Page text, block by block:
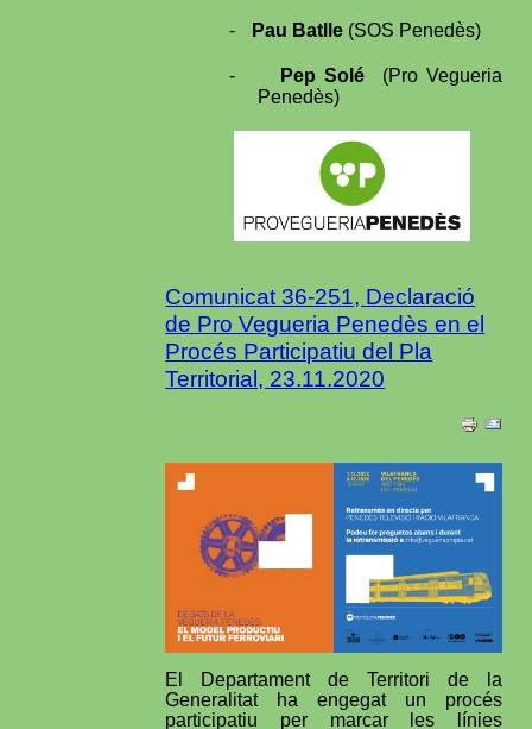
- Pau Batlle (SOS Penedès)
- Pep Solé (Pro Vegueria
Penedès)
Comunicat 36-251, Declaració
de Pro Vegueria Penedès en el
Procés Participatiu del Pla
Territorial, 23.11.2020
El Departament de Territori de la
Generalitat ha engegat un procés
participatiu per marcar les línies